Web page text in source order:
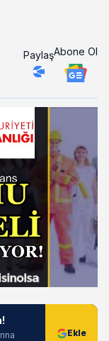
PaylaşAbone Ol